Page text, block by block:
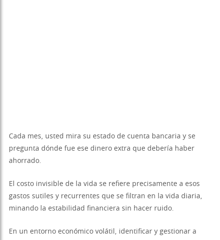
Cada mes, usted mira su estado de cuenta bancaria y se
pregunta dónde fue ese dinero extra que debería haber
ahorrado.
El costo invisible de la vida se refiere precisamente a esos
gastos sutiles y recurrentes que se filtran en la vida diaria,
minando la estabilidad financiera sin hacer ruido.
En un entorno económico volátil, identificar y gestionar a